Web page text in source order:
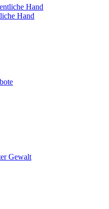
Hand
Hand
Gewalt